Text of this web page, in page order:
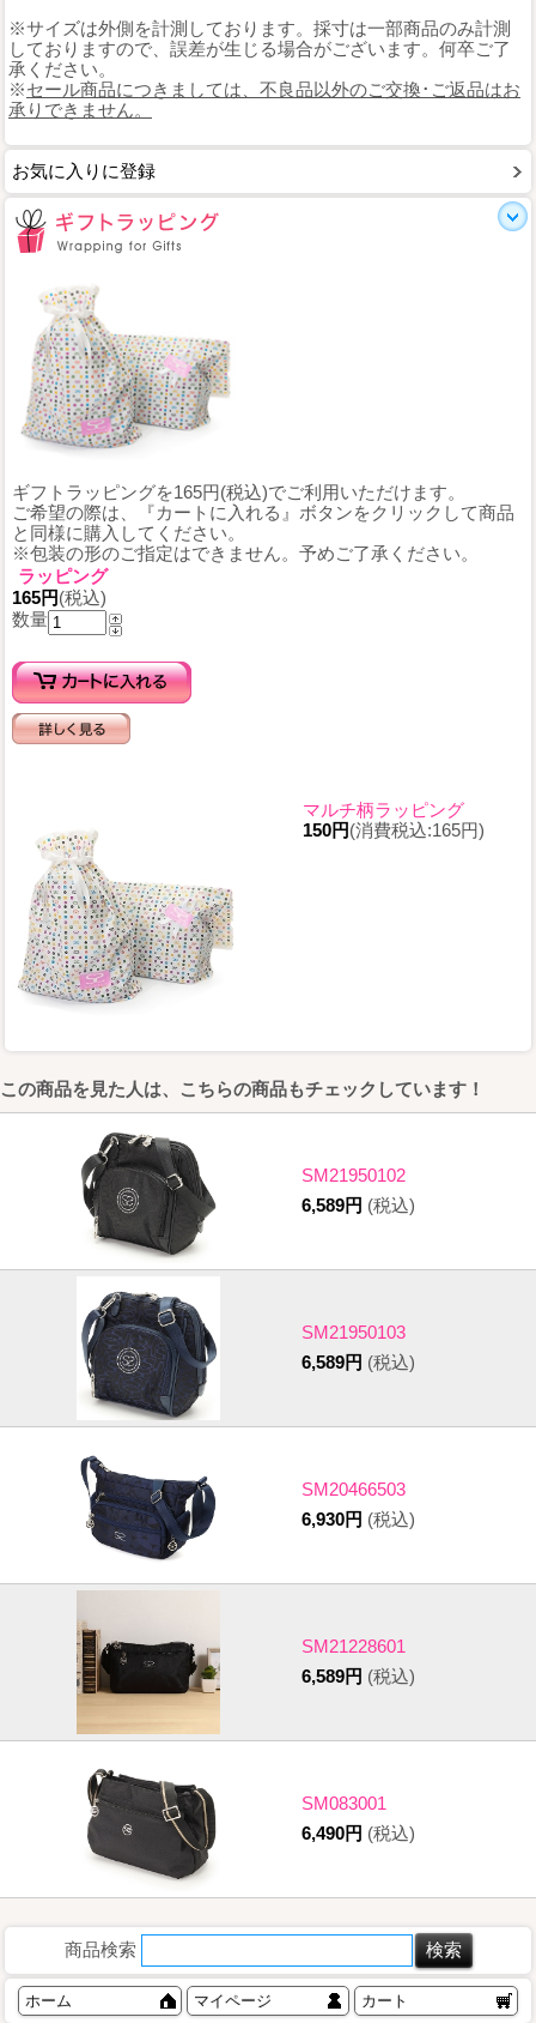
※サイズは外側を計測しております。採寸は一部商品のみ計測
しておりますので、誤差が生じる場合がございます。何卒ご了
承ください。
※セール商品につきましては、不良品以外のご交換･ご返品はお
承りできません。
お気に入りに登録
ギフトラッピングを165円(税込)でご利用いただけます。
ご希望の際は、『カートに入れる』ボタンをクリックして商品
と同様に購入してください。
※包装の形のご指定はできません。予めご了承ください。
ラッピング
165円(税込)
数量
マルチ柄ラッピング
150円(消費税込:165円)
この商品を見た人は、こちらの商品もチェックしています！
SM21950102
6,589円 (税込)
SM21950103
6,589円 (税込)
SM20466503
6,930円 (税込)
SM21228601
6,589円 (税込)
SM083001
6,490円 (税込)
商品検索
ホーム マイページ カート